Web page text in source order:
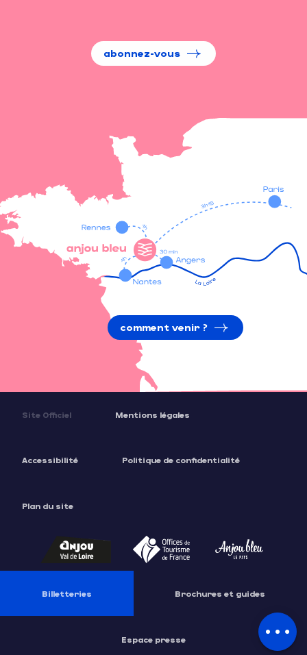
Description
Tarifs
abonnez-vous
comment venir ?
Site Officiel Mentions légales
Accessibilité Politique de confidentialité
Plan du site
Billetteries Brochures et guides
Espace presse